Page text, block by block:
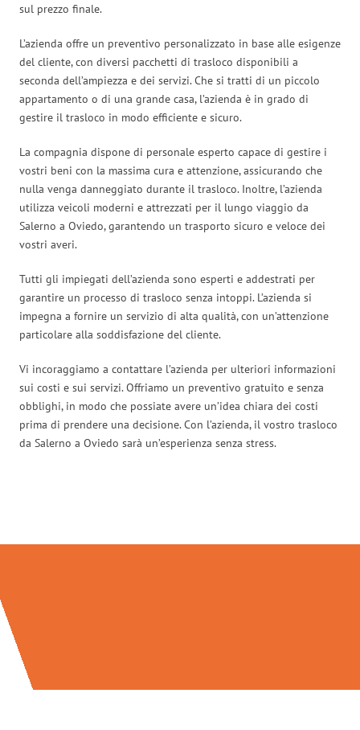
sul prezzo finale.
L’azienda offre un preventivo personalizzato in base alle esigenze
del cliente, con diversi pacchetti di trasloco disponibili a
seconda dell’ampiezza e dei servizi. Che si tratti di un piccolo
appartamento o di una grande casa, l’azienda è in grado di
gestire il trasloco in modo efficiente e sicuro.
La compagnia dispone di personale esperto capace di gestire i
vostri beni con la massima cura e attenzione, assicurando che
nulla venga danneggiato durante il trasloco. Inoltre, l’azienda
utilizza veicoli moderni e attrezzati per il lungo viaggio da
Salerno a Oviedo, garantendo un trasporto sicuro e veloce dei
vostri averi.
Tutti gli impiegati dell’azienda sono esperti e addestrati per
garantire un processo di trasloco senza intoppi. L’azienda si
impegna a fornire un servizio di alta qualità, con un’attenzione
particolare alla soddisfazione del cliente.
Vi incoraggiamo a contattare l’azienda per ulteriori informazioni
sui costi e sui servizi. Offriamo un preventivo gratuito e senza
obblighi, in modo che possiate avere un’idea chiara dei costi
prima di prendere una decisione. Con l’azienda, il vostro trasloco
da Salerno a Oviedo sarà un’esperienza senza stress.